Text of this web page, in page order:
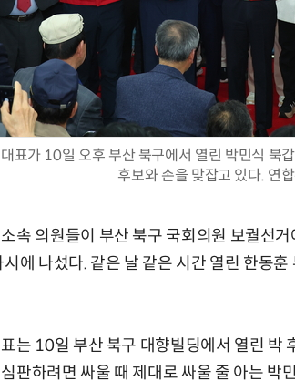
표가 10일 오후 부산 북구에서 열린 박민식 북
후보와 손을 맞잡고 있다. 연
속 의원들이 부산 북구 국회의원 보궐선
에 나섰다. 같은 날 같은 시간 열린 한동
는 10일 부산 북구 대향빌딩에서 열린 박
판하려면 싸울 때 제대로 싸울 줄 아는 박
모든 업무 담당자(비개발자)를 위한 온톨로지 기반 AI 지식체계 설계 1-day 워크숍